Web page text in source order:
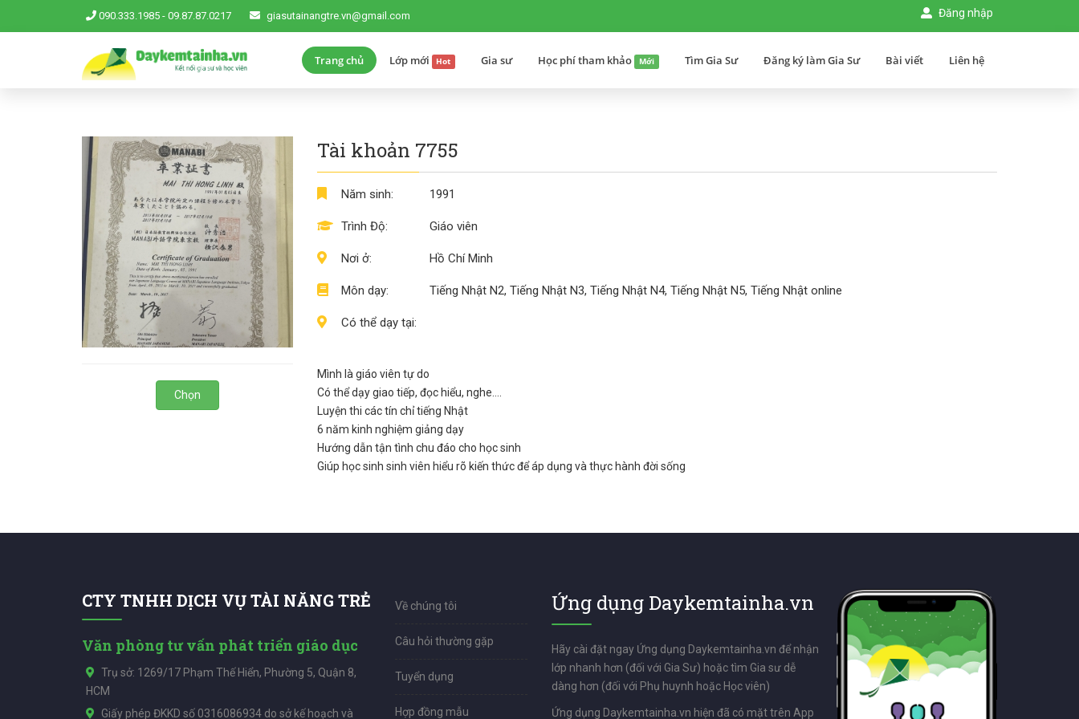
090.333.1985 - 09.87.87.0217 giasutainangtre.vn@gmail.com Đăng nhập
Trang chủ Lớp mới Hot Gia sư Học phí tham khảo Mới Tìm Gia Sư Đăng ký làm Gia Sư Bài viết Liên hệ
Chọn
Tài khoản 7755
Năm sinh:
Trình Độ:
Nơi ở:
Môn dạy:
Có thể dạy tại:
1991
Giáo viên
Hồ Chí Minh
Tiếng Nhật N2, Tiếng Nhật N3, Tiếng Nhật N4, Tiếng Nhật N5, Tiếng Nhật online
Mình là giáo viên tự do
Có thể dạy giao tiếp, đọc hiểu, nghe….
Luyện thi các tín chỉ tiếng Nhật
6 năm kinh nghiệm giảng dạy
Hướng dẫn tận tình chu đáo cho học sinh
Giúp học sinh sinh viên hiểu rõ kiến thức để áp dụng và thực hành đời sống
CTY TNHH DỊCH VỤ TÀI NĂNG TRẺ
Văn phòng tư vấn phát triển giáo dục
Trụ sở: 1269/17 Phạm Thế Hiển, Phường 5, Quận 8,
HCM
Giấy phép ĐKKD số 0316086934 do sở kế hoạch và
Về chúng tôi
Câu hỏi thường gặp
Tuyển dụng
Hợp đồng mẫu
Ứng dụng Daykemtainha.vn
Hãy cài đặt ngay Ứng dụng Daykemtainha.vn để nhận
lớp nhanh hơn (đối với Gia Sư) hoặc tìm Gia sư dễ
dàng hơn (đối với Phụ huynh hoặc Học viên)
Ứng dụng Daykemtainha.vn hiện đã có mặt trên App